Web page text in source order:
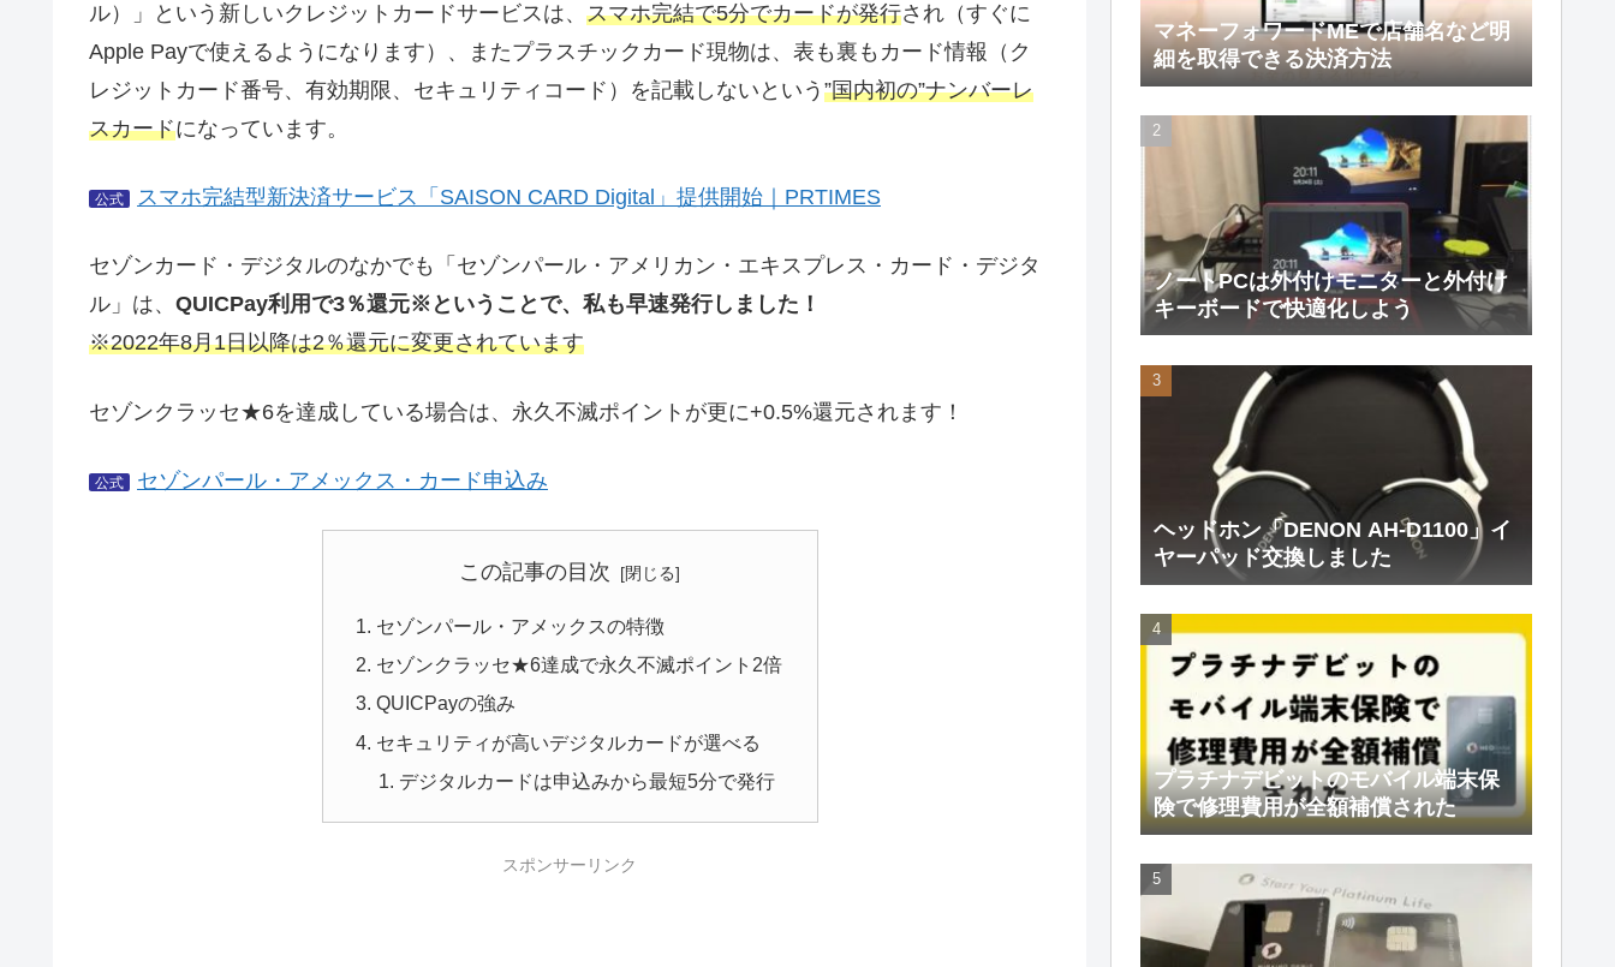
ル）」という新しいクレジットカードサービスは、 スマホ完結で5分でカードが発行され（すぐに
Apple Payで使えるようになります）、またプラスチックカード現物は、表も裏もカード情報（ク
レジットカード番号、有効期限、セキュリティコード）を記載しないという ”国内初の”ナンバーレ
スカードになっています。
公式 スマホ完結型新決済サービス「SAISON CARD Digital」提供開始｜PRTIMES
セゾンカード・デジタルのなかでも「セゾンパール・アメリカン・エキスプレス・カード・デジタ
ル」は、 QUICPay利用で3％還元※ということで、私も早速発行しました！
※2022年8月1日以降は2％還元に変更されています
セゾンクラッセ★6を達成している場合は、永久不滅ポイントが更に+0.5%還元されます！
公式 セゾンパール・アメックス・カード申込み
この記事の目次
セゾンパール・アメックスの特徴
セゾンクラッセ★6達成で永久不滅ポイント2倍
QUICPayの強み
セキュリティが高いデジタルカードが選べる
デジタルカードは申込みから最短5分で発行
スポンサーリンク
マネーフォワードMEで店舗名など明
細を取得できる決済方法
ノートPCは外付けモニターと外付け
キーボードで快適化しよう
ヘッドホン「DENON AH-D1100」イ
ヤーパッド交換しました
プラチナデビットのモバイル端末保
険で修理費用が全額補償された